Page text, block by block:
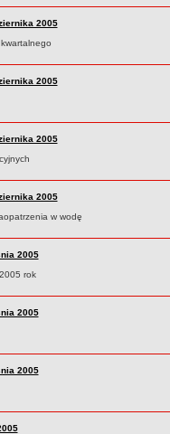
2005
2005
2005
2005
w wodę
2005
rok
2005
2005